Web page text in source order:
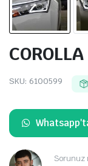
SKU: 6100599
Sorunuz